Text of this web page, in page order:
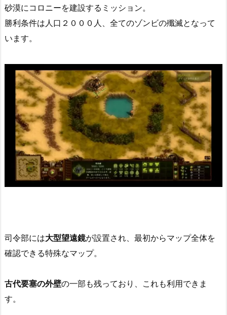
砂漠にコロニーを建設するミッション。
勝利条件は人口２０００人、全てのゾンビの殲滅となって
います。
司令部には大型望遠鏡が設置され、最初からマップ全体を
確認できる特殊なマップ。
古代要塞の外壁の一部も残っており、これも利用できま
す。